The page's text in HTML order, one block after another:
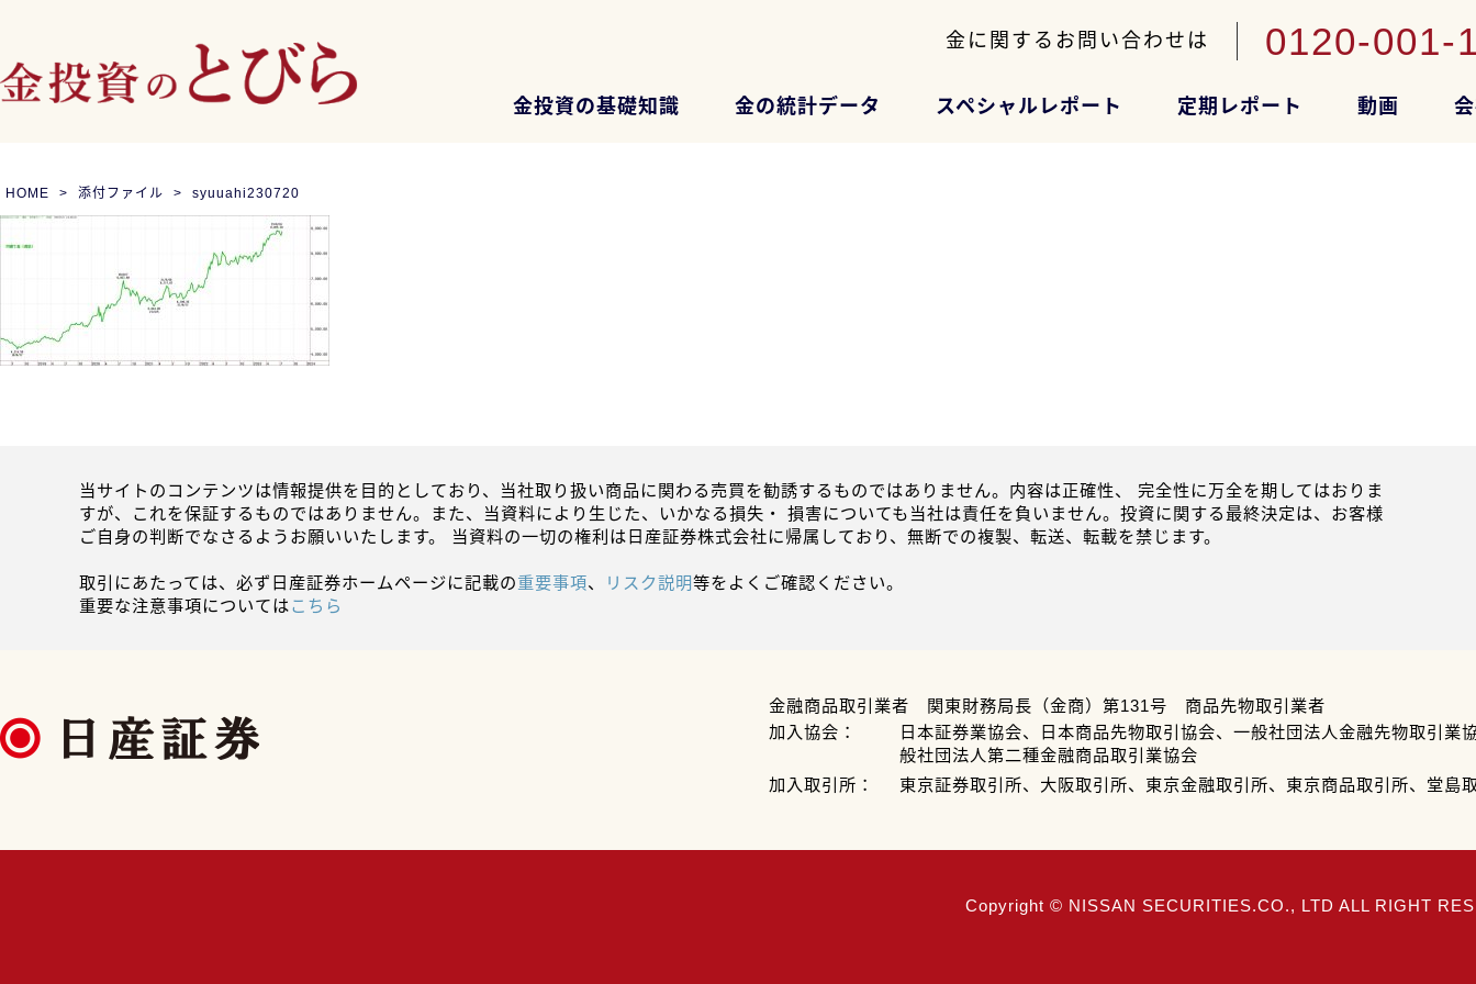
金に関するお問い合わせは 0120-001-
金投資の基礎知識 金の統計データ スペシャルレポート 定期レポート 動画
HOME 添付ファイル syuuahi230720
当サイトのコンテンツは情報提供を目的としており、当社取り扱い商品に関わる売買を勧誘するものではありません。内容は正確性、 完全性に万全を期してはおりま
すが、これを保証するものではありません。また、当資料により生じた、いかなる損失・ 損害についても当社は責任を負いません。投資に関する最終決定は、お客様
ご自身の判断でなさるようお願いいたします。 当資料の一切の権利は日産証券株式会社に帰属しており、無断での複製、転送、転載を禁じます。
取引にあたっては、必ず日産証券ホームページに記載の重要事項、 リスク説明等をよくご確認ください。
重要な注意事項についてはこちら
金融商品取引業者 関東財務局長（金商）第131号 商品先物取引業者
加入協会：
日本証券業協会、日本商品先物取引協会、一般社団法人金融先物取引業
般社団法人第二種金融商品取引業協会
加入取引所：
東京証券取引所、大阪取引所、東京金融取引所、東京商品取引所、堂島
Copyright © NISSAN SECURITIES.CO., LTD ALL RIGHT